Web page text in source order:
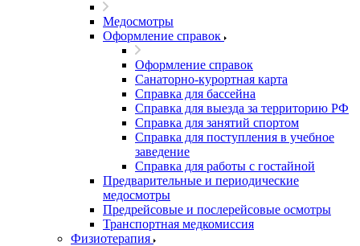
Медосмотры
Оформление справок
Оформление справок
Санаторно-курортная карта
Справка для бассейна
Справка для выезда за территорию РФ
Справка для занятий спортом
Справка для поступления в учебное
заведение
Справка для работы с гостайной
Предварительные и периодические
медосмотры
Предрейсовые и послерейсовые осмотры
Транспортная медкомиссия
Физиотерапия